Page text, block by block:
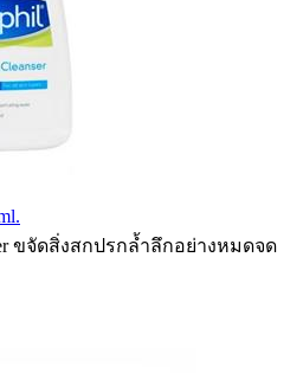
ขจัดสิ่งสกปรกล้ำลึกอย่างหมดจด